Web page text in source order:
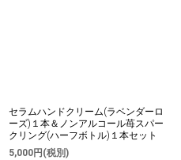
セラムハンドクリーム(ラベンダーロ
ーズ)１本＆ノンアルコール苺スパー
クリング(ハーフボトル)１本セット
5,000円 (税別)